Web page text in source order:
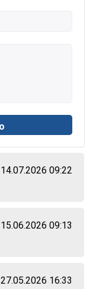
14.07.2026 09:22
15.06.2026 09:13
27.05.2026 16:33